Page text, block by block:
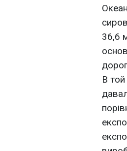
36,6
В той